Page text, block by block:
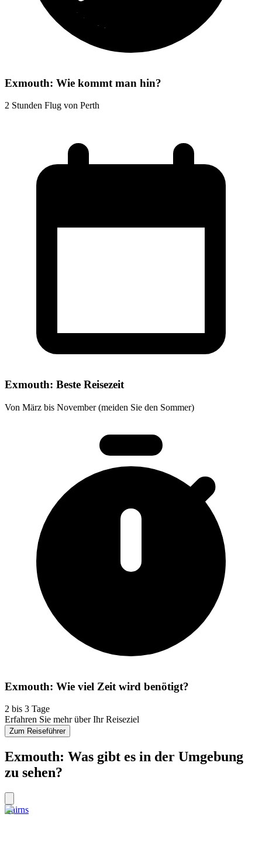
Exmouth: Wie kommt man hin?
2 Stunden Flug von Perth
Exmouth: Beste Reisezeit
Von März bis November (meiden Sie den Sommer)
Exmouth: Wie viel Zeit wird benötigt?
2 bis 3 Tage
Erfahren Sie mehr über Ihr Reiseziel
Zum Reiseführer
Exmouth: Was gibt es in der Umgebung
zu sehen?
Cairns